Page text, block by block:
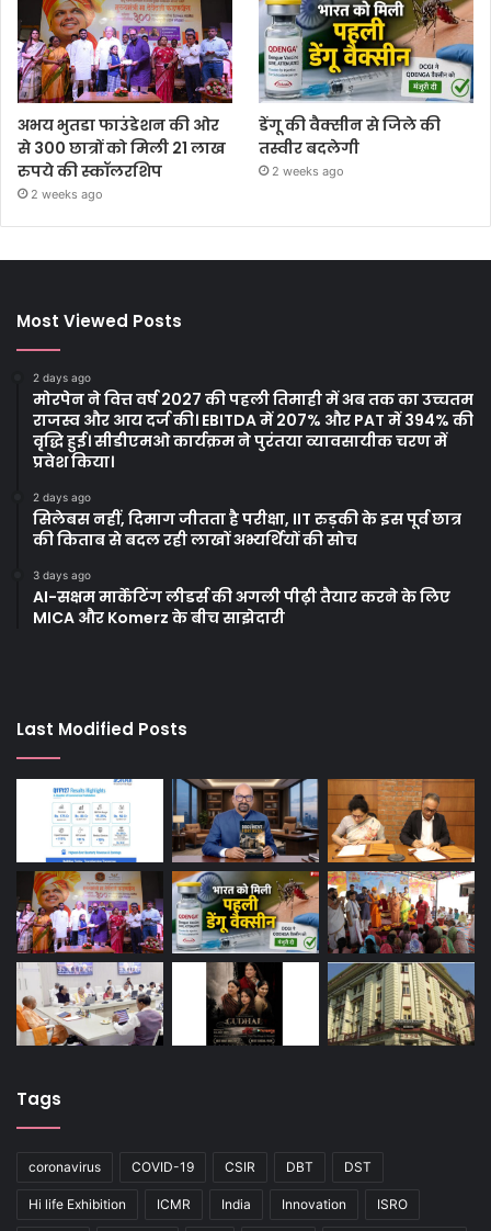
अभय भुतडा फाउंडेशन की ओर
से 300 छात्रों को मिली 21 लाख
रुपये की स्कॉलरशिप
2 weeks ago
डेंगू की वैक्सीन से जिले की
तस्वीर बदलेगी
2 weeks ago
Most Viewed Posts
2 days ago
मोरपेन ने वित्त वर्ष 2027 की पहली तिमाही में अब तक का उच्चतम
राजस्व और आय दर्ज की। EBITDA में 207% और PAT में 394% की
वृद्धि हुई। सीडीएमओ कार्यक्रम ने पुरंतया व्यावसायीक चरण में
प्रवेश किया।
2 days ago
सिलेबस नहीं, दिमाग जीतता है परीक्षा, IIT रुड़की के इस पूर्व छात्र
की किताब से बदल रही लाखों अभ्यर्थियों की सोच
3 days ago
AI-सक्षम मार्केटिंग लीडर्स की अगली पीढ़ी तैयार करने के लिए
MICA और Komerz के बीच साझेदारी
Last Modified Posts
Tags
coronavirus COVID-19 CSIR DBT DST
Hi life Exhibition ICMR India Innovation ISRO